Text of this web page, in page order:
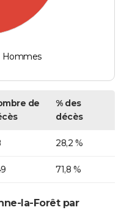
Hommes
de
% des
décès
28,2 %
71,8 %
la-Forêt par